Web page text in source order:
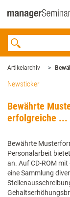
Artikelarchiv
Newsticker
Bewährte
erfolgreiche ...
Bewährte
Personalarbeit
an. Auf CD-ROM
eine Sammlung